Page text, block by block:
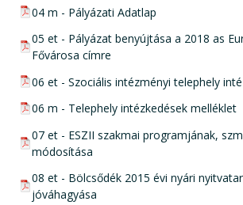
pdf csatolmány:
04 m - Pályázati Adatlap
pdf csatolmány:
05 et - Pályázat benyújtása a 2018 as
Fővárosa címre
pdf csatolmány:
06 et - Szociális intézményi telephely
pdf csatolmány:
06 m - Telephely intézkedések melléklet
pdf csatolmány:
07 et - ESZII szakmai programjának,
módosítása
pdf csatolmány:
08 et - Bölcsődék 2015 évi nyári
jóváhagyása